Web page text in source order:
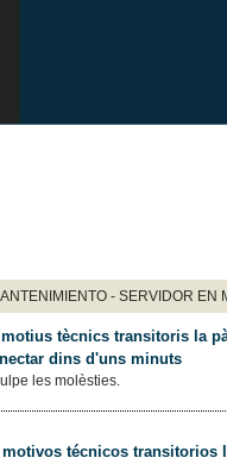
- SERVIDOR EN
motius tècnics transitoris la
dins d'uns minuts
les molèsties.
motivos técnicos transitorios